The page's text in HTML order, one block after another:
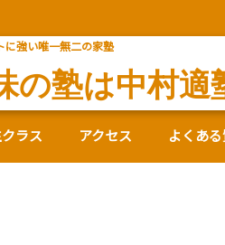
に強い唯一無二の家塾
の塾は中村適
ラス アクセス よくあ